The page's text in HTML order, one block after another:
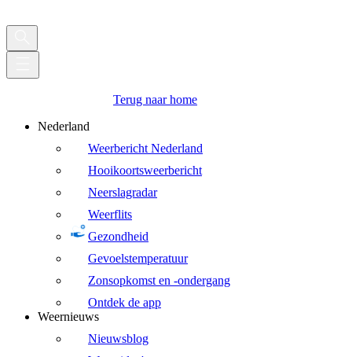
Terug naar home
Nederland
Weerbericht Nederland
Hooikoortsweerbericht
Neerslagradar
Weerflits
Gezondheid
Gevoelstemperatuur
Zonsopkomst en -ondergang
Ontdek de app
Weernieuws
Nieuwsblog